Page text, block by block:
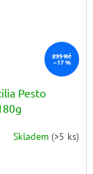
235 Kč
–17 %
Pesto
Skladem(>5 ks)